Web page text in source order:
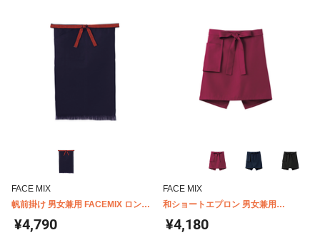
FACE MIX
帆前掛け 男女兼用 FACEMIX ロング
¥4,790
FACE MIX
和ショートエプロン 男女兼用
¥4,180